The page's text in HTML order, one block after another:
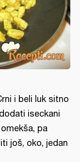
i beli luk sitno
iseckani
pa
još, oko, jedan